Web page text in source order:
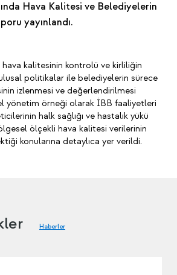
Hava Kalitesi ve Belediyelerin
yayınlandı.
hava kalitesinin kontrolü ve kirliliğin
politikalar ile belediyelerin sürece
izlenmesi ve değerlendirilmesi
yönetim örneği olarak İBB faaliyetleri
halk sağlığı ve hastalık yükü
ölçekli hava kalitesi verilerinin
konularına detaylıca yer verildi.
Haberler